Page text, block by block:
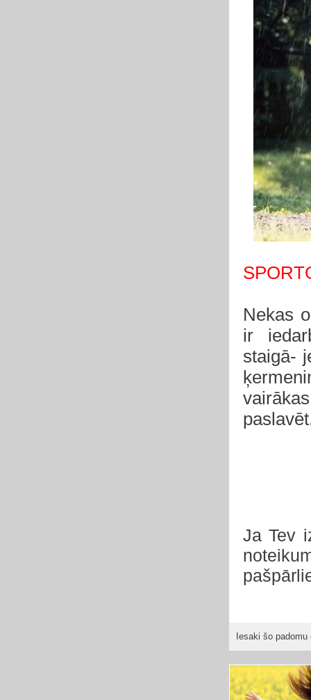
Nekas
ir
staigā-
Ja Tev
Iesaki šo